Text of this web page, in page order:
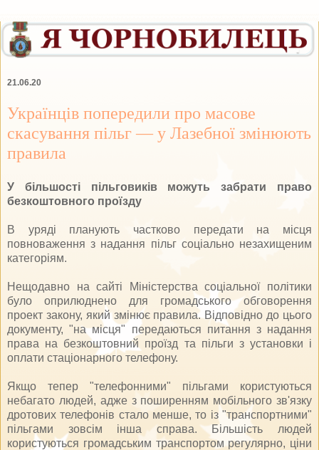
21.06.20
Українців попередили про масове
скасування пільг — у Лазебної змінюють
правила
У більшості пільговиків можуть забрати право
безкоштовного проїзду
В уряді планують частково передати на місця
повноваження з надання пільг соціально незахищеним
категоріям.
Нещодавно на сайті Міністерства соціальної політики
було оприлюднено для громадського обговорення
проект закону, який змінює правила. Відповідно до цього
документу, "на місця" передаються питання з надання
права на безкоштовний проїзд та пільги з установки і
оплати стаціонарного телефону.
Якщо тепер "телефонними" пільгами користуються
небагато людей, адже з поширенням мобільного зв'язку
дротових телефонів стало менше, то із "транспортними"
пільгами зовсім інша справа. Більшість людей
користуються громадським транспортом регулярно, ціни